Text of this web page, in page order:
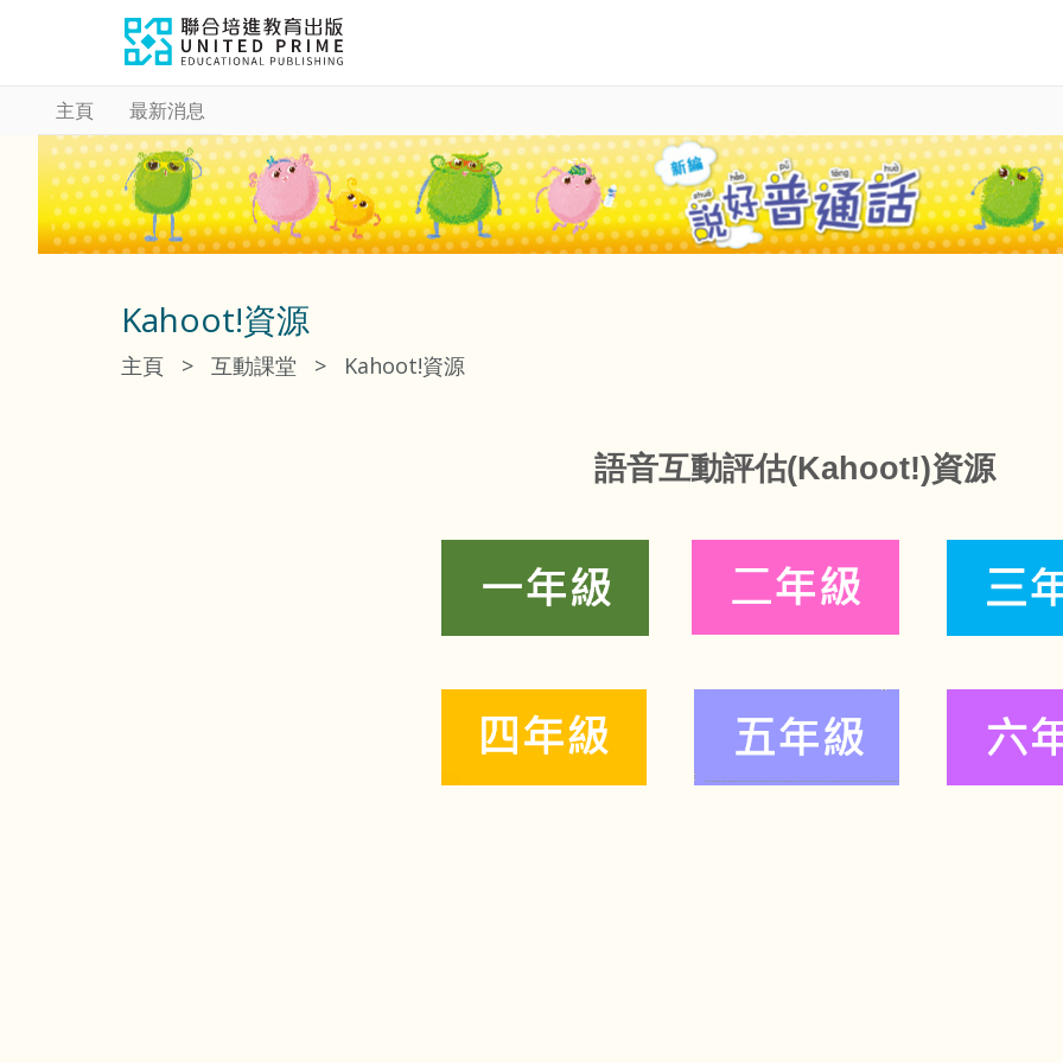
主頁 最新消息
Kahoot!資源
主頁 > 互動課堂 > Kahoot!資源
語音互動評估(Kahoot!)資源